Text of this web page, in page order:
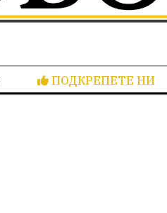
ПОДКРЕПЕТЕ НИ